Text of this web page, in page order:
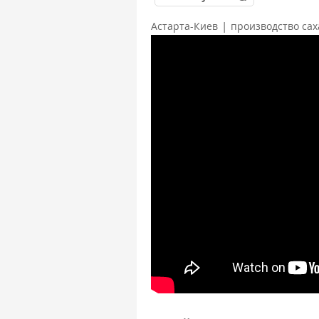
Астарта-Киев | производство